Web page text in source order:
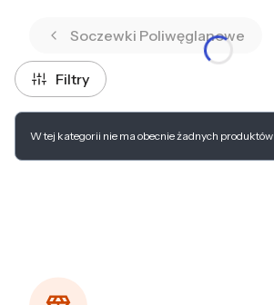
Soczewki Poliwęglanowe
Filtry
Lista produktów
W tej kategorii nie ma obecnie żadnych produktów